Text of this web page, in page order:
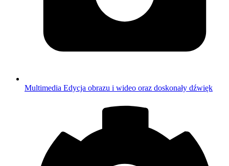
Multimedia Edycja obrazu i wideo oraz doskonały dźwięk